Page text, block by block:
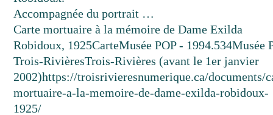
Accompagnée du portrait …
Carte mortuaire à la mémoire de Dame Exilda
Robidoux, 1925CarteMusée POP - 1994.534Musée
Trois-RivièresTrois-Rivières (avant le 1er janvier
2002)https://troisrivieresnumerique.ca/documents/
mortuaire-a-la-memoire-de-dame-exilda-robidoux-
1925/